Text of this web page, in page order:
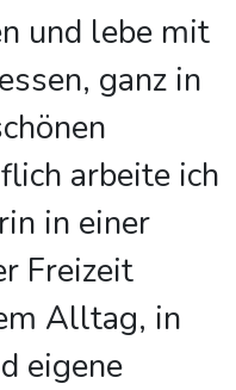
und lebe mit
ganz in
arbeite ich
in einer
Freizeit
Alltag, in
eigene